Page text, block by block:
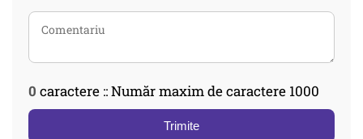
0 caractere :: Număr maxim de caractere 1000
Trimite